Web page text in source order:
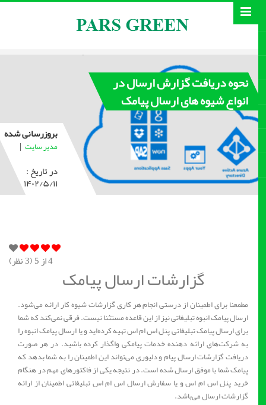
نحوه دریافت گزارش ارسال در
انواع شیوه های ارسال پیامک
بروزرسانی شده
مدیر سایت |
در تاریخ :
۱۴۰۲/۵/۱۱
از 5 ( 3نظر)
گزارشات ارسال پیامک
مطمعنا برای اطمینان از درستی انجام هر کاری گزارشات شیوه کار ارائه می‌شود.
ارسال پیامک انبوه تبلیغاتی نیز از این قاعده مستثنا نیست. فرقی نمی‌کند که شما
برای ارسال پیامک تبلیغاتی پنل اس ام اس تهیه کرده‌اید و یا ارسال پیامک انبوه را
به شرکت‌های ارائه دهنده خدمات پیامکی واگذار کرده باشید. در هر صورت
دریافت گزارشات ارسال پیام و دلیوری می‌تواند این اطمینان را به شما بدهد که
پیامک شما با موفق ارسال شده است. در نتیجه یکی از فاکتورهای مهم در هنگام
خرید پنل اس ام اس و یا سفارش ارسال اس ام اس تبلیغاتی اطمینان از ارائه
گزارشات ارسال می‌باشد.